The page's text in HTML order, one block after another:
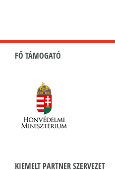
FŐ TÁMOGATÓ
KIEMELT PARTNER SZERVEZET